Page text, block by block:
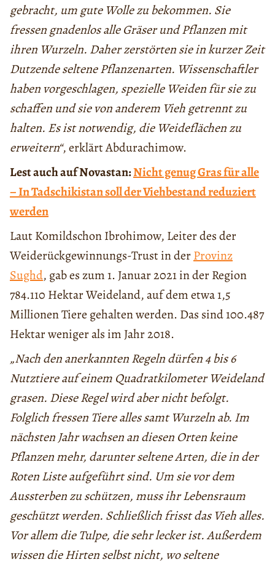
gebracht, um gute Wolle zu bekommen. Sie
fressen gnadenlos alle Gräser und Pflanzen mit
ihren Wurzeln. Daher zerstörten sie in kurzer Zeit
Dutzende seltene Pflanzenarten. Wissenschaftler
haben vorgeschlagen, spezielle Weiden für sie zu
schaffen und sie von anderem Vieh getrennt zu
halten. Es ist notwendig, die Weideflächen zu
erweitern“, erklärt Abdurachimow.
Lest auch auf Novastan:Nicht genug Gras für alle
– In Tadschikistan soll der Viehbestand reduziert
werden
Laut Komildschon Ibrohimow, Leiter des der
Weiderückgewinnungs-Trust in derProvinz
Sughd, gab es zum 1. Januar 2021 in der Region
784.110 Hektar Weideland, auf dem etwa 1,5
Millionen Tiere gehalten werden. Das sind 100.487
Hektar weniger als im Jahr 2018.
„Nach den anerkannten Regeln dürfen 4 bis 6
Nutztiere auf einem Quadratkilometer Weideland
grasen. Diese Regel wird aber nicht befolgt.
Folglich fressen Tiere alles samt Wurzeln ab. Im
nächsten Jahr wachsen an diesen Orten keine
Pflanzen mehr, darunter seltene Arten, die in der
Roten Liste aufgeführt sind. Um sie vor dem
Aussterben zu schützen, muss ihr Lebensraum
geschützt werden. Schließlich frisst das Vieh alles.
Vor allem die Tulpe, die sehr lecker ist. Außerdem
wissen die Hirten selbst nicht, wo seltene